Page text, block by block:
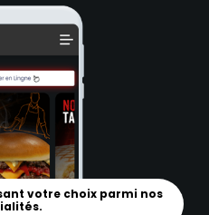
votre choix parmi nos